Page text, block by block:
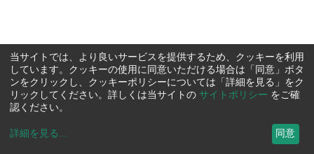
当サイトでは、より良いサービスを提供するため、クッキーを利用
しています。クッキーの使用に同意いただける場合は「同意」ボタ
ンをクリックし、クッキーポリシーについては「詳細を見る」をク
リックしてください。詳しくは当サイトの サイトポリシー をご確
認ください。
詳細を見る ... 同意